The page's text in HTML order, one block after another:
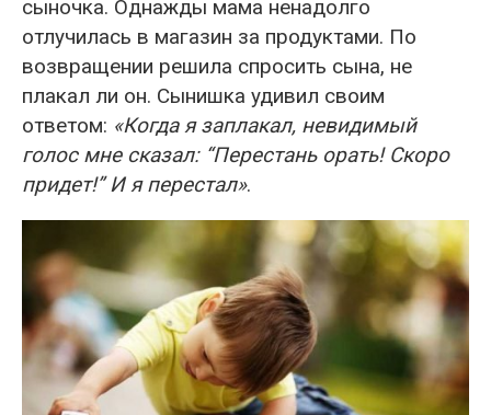
сыночка. Однажды мама ненадолго
отлучилась в магазин за продуктами. По
возвращении решила спросить сына, не
плакал ли он. Сынишка удивил своим
ответом: «Когда я заплакал, невидимый
голос мне сказал: “Перестань орать! Скоро
придет!” И я перестал».